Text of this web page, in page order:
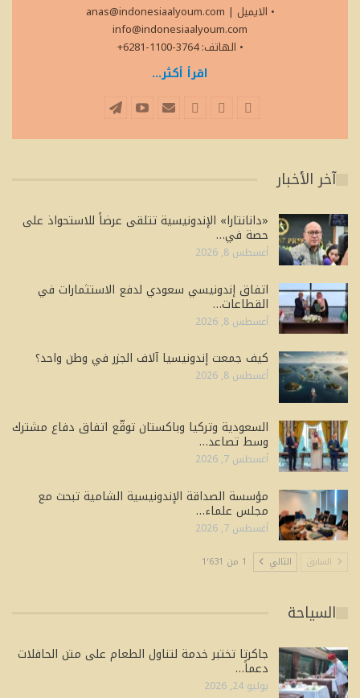
• الايميل
anas@indonesiaalyoum.com |
info@indonesiaalyoum.com
• الهاتف: 3764-1100-6281+
اقرأ أكثر...
آخر الأخبار
«دانانتارا» الإندونيسية تتلقى عرضاً للاستحواذ على
حصة في…
أغسطس 8, 2026
اتفاق إندونيسي سعودي لدفع الاستثمارات في
القطاعات…
أغسطس 8, 2026
كيف جمعت إندونيسيا آلاف الجزر في وطن واحد؟
أغسطس 8, 2026
السعودية وتركيا وباكستان توقّع اتفاق دفاع مشترك
وسط تصاعد…
أغسطس 7, 2026
مؤسسة الصداقة الإندونيسية الشامية تبحث مع
مجلس علماء…
أغسطس 7, 2026
السابق التالي 1 من 1٬631
السياحة
جاكرتا تختبر خدمة لتناول الطعام على متن الحافلات
دعماً…
يوليو 24, 2026